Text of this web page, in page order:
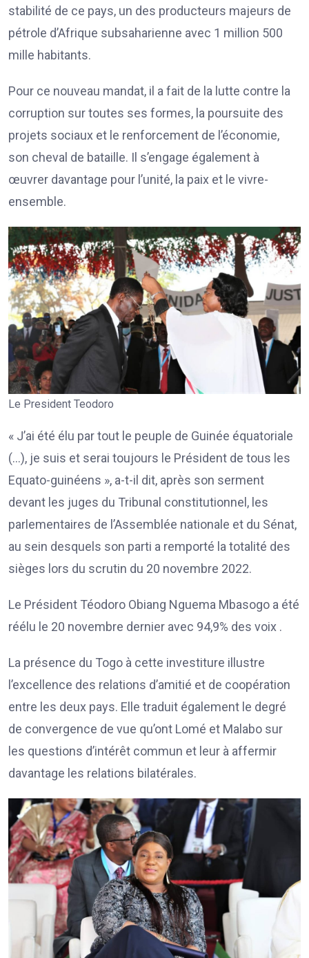
stabilité de ce pays, un des producteurs majeurs de
pétrole d’Afrique subsaharienne avec 1 million 500
mille habitants.
Pour ce nouveau mandat, il a fait de la lutte contre la
corruption sur toutes ses formes, la poursuite des
projets sociaux et le renforcement de l’économie,
son cheval de bataille. Il s’engage également à
œuvrer davantage pour l’unité, la paix et le vivre-
ensemble.
Le President Teodoro
« J’ai été élu par tout le peuple de Guinée équatoriale
(…), je suis et serai toujours le Président de tous les
Equato-guinéens », a-t-il dit, après son serment
devant les juges du Tribunal constitutionnel, les
parlementaires de l’Assemblée nationale et du Sénat,
au sein desquels son parti a remporté la totalité des
sièges lors du scrutin du 20 novembre 2022.
Le Président Téodoro Obiang Nguema Mbasogo a été
réélu le 20 novembre dernier avec 94,9% des voix .
La présence du Togo à cette investiture illustre
l’excellence des relations d’amitié et de coopération
entre les deux pays. Elle traduit également le degré
de convergence de vue qu’ont Lomé et Malabo sur
les questions d’intérêt commun et leur à affermir
davantage les relations bilatérales.